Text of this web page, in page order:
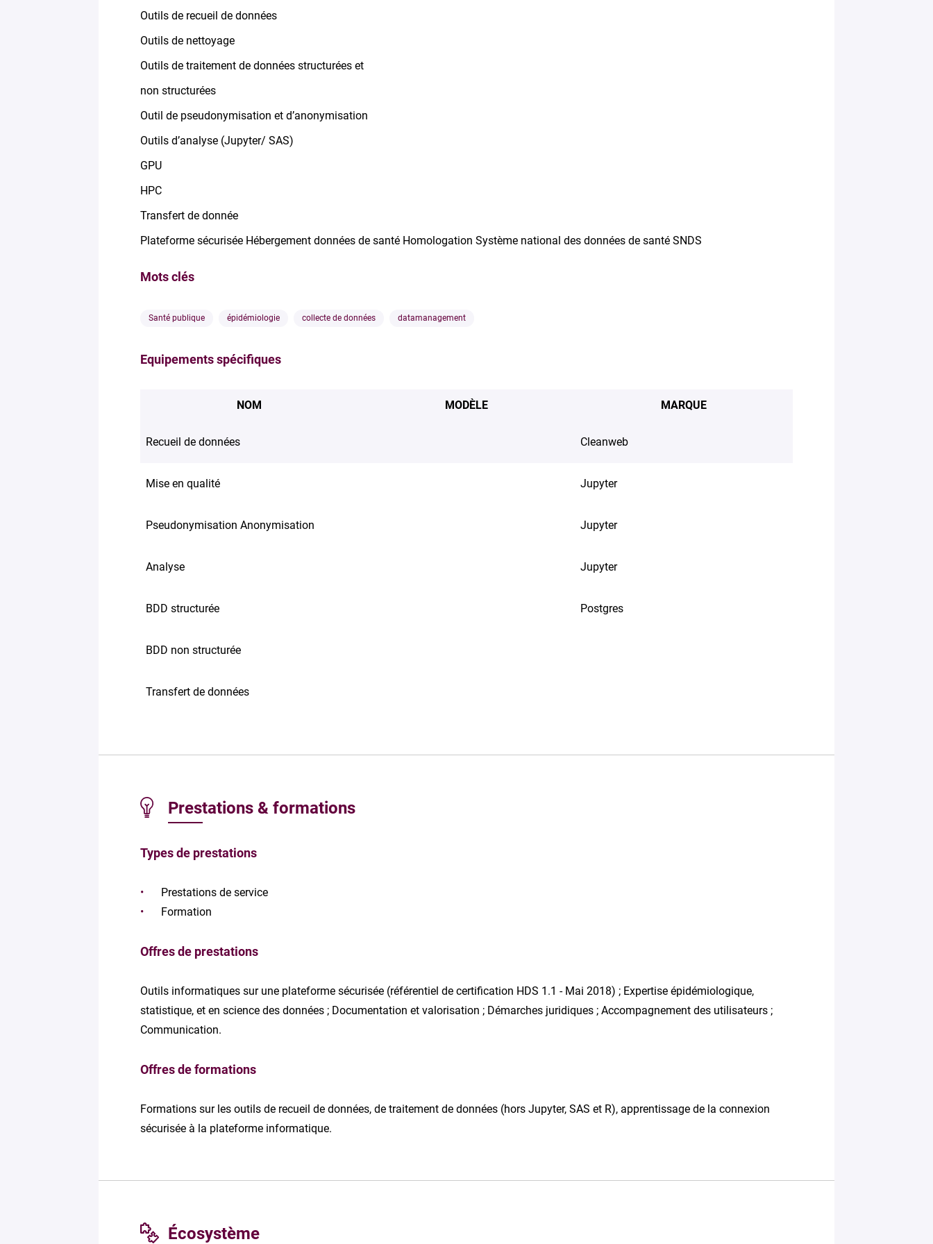
Outils de recueil de données
Outils de nettoyage
Outils de traitement de données structurées et
non structurées
Outil de pseudonymisation et d’anonymisation
Outils d’analyse (Jupyter/ SAS)
GPU
HPC
Transfert de donnée
Plateforme sécurisée Hébergement données de santé Homologation Système national des données de santé SNDS
Mots clés
Santé publique épidémiologie collecte de données datamanagement
Equipements spécifiques
NOM MODÈLE MARQUE
Recueil de données Cleanweb
Mise en qualité Jupyter
Pseudonymisation Anonymisation Jupyter
Analyse Jupyter
BDD structurée Postgres
BDD non structurée
Transfert de données
Prestations & formations
Types de prestations
Prestations de service
Formation
Offres de prestations
Outils informatiques sur une plateforme sécurisée (référentiel de certification HDS 1.1 - Mai 2018) ; Expertise épidémiologique,
statistique, et en science des données ; Documentation et valorisation ; Démarches juridiques ; Accompagnement des utilisateurs ;
Communication.
Offres de formations
Formations sur les outils de recueil de données, de traitement de données (hors Jupyter, SAS et R), apprentissage de la connexion
sécurisée à la plateforme informatique.
Écosystème